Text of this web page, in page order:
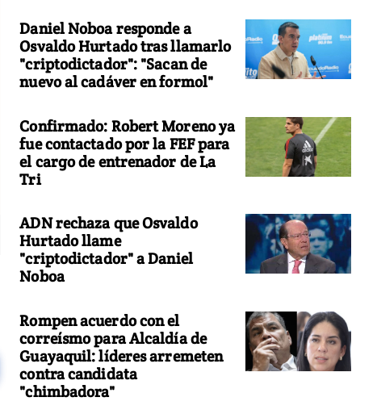
Daniel Noboa responde a
Osvaldo Hurtado tras llamarlo
"criptodictador": "Sacan de
nuevo al cadáver en formol"
Confirmado: Robert Moreno ya
fue contactado por la FEF para
el cargo de entrenador de La
Tri
ADN rechaza que Osvaldo
Hurtado llame
"criptodictador" a Daniel
Noboa
Rompen acuerdo con el
correísmo para Alcaldía de
Guayaquil: líderes arremeten
contra candidata
"chimbadora"